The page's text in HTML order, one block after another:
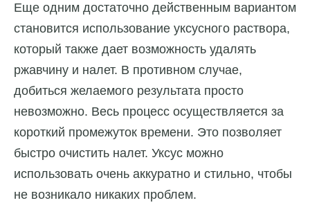
Еще одним достаточно действенным вариантом
становится использование уксусного раствора,
который также дает возможность удалять
ржавчину и налет. В противном случае,
добиться желаемого результата просто
невозможно. Весь процесс осуществляется за
короткий промежуток времени. Это позволяет
быстро очистить налет. Уксус можно
использовать очень аккуратно и стильно, чтобы
не возникало никаких проблем.